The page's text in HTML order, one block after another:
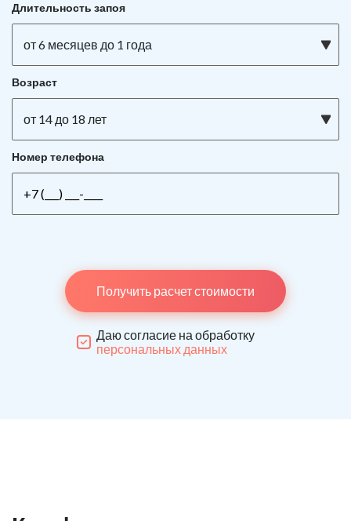
Длительность запоя
от 6 месяцев до 1 года
Возраст
от 14 до 18 лет
Номер телефона
Получить расчет стоимости
Даю согласие на обработку
персональных данных